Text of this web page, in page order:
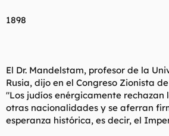
1898
El Dr. Mandelstam, profesor de la
Rusia, dijo en el Congreso Zionista
"Los judíos enérgicamente rechazan
otras nacionalidades y se aferran
esperanza histórica, es decir, el